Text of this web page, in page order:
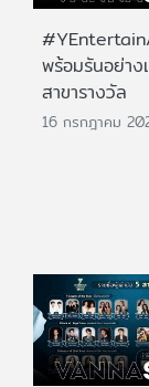
พร้อมรันอย่า
สาขารางวัล
16 กรกฎาคม